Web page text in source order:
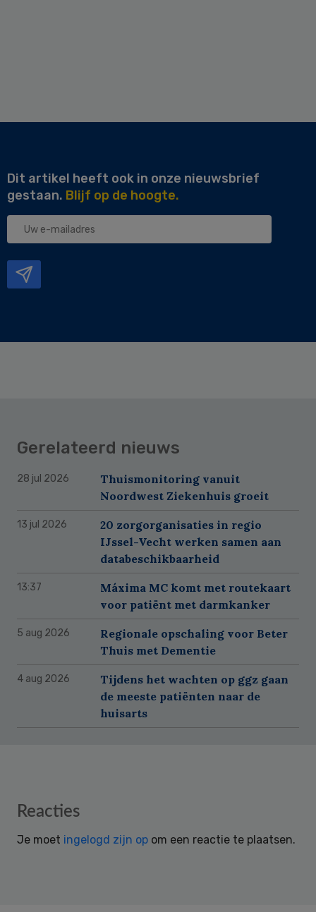
Dit artikel heeft ook in onze nieuwsbrief
gestaan. Blijf op de hoogte.
Uw
Gerelateerd nieuws
28 jul 2026
Thuismonitoring vanuit
Noordwest Ziekenhuis groeit
13 jul 2026
20 zorgorganisaties in regio
IJssel-Vecht werken samen aan
databeschikbaarheid
13:37
Máxima MC komt met routekaart
voor patiënt met darmkanker
5 aug 2026
Regionale opschaling voor Beter
Thuis met Dementie
4 aug 2026
Tijdens het wachten op ggz gaan
de meeste patiënten naar de
huisarts
Reader
Reacties
Je moet ingelogd zijn op om een reactie te plaatsen.